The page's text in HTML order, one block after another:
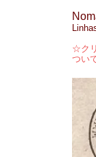
☆ク
つい